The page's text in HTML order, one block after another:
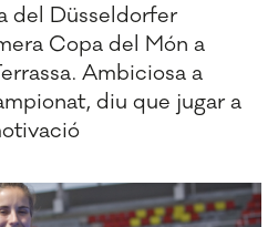
del Düsseldorfer
Copa del Món a
Ambiciosa a
diu que jugar a